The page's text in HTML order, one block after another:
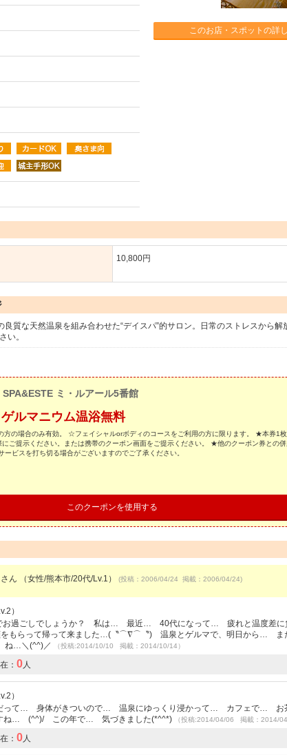
このお店・スポットの詳
10,800円
質な天然温泉を組み合わせた“デイスパ”的サロン。日常のストレスから解
い。
SPA&ESTE ミ・ルアール5番館
ルマニウム温浴無料
の場合のみ有効。 ☆フェイシャルorボディのコースをご利用の方に限ります。 ★本券1
ご提示ください。または携帯のクーポン画面をご提示ください。 ★他のクーポン券との併
ビスを打ち切る場合がございますのでご了承ください。
このクーポンを使用する
さん （女性/熊本市/20代/Lv.1） (投稿：2006/04/24 掲載：2006/04/24)
）
過ごしでしょうか？ 私は… 最近… 40代になって… 疲れと温度差に
らって帰って来ました…(〝⌒∇⌒〝) 温泉とゲルマで、明日から… ま
…＼(^^)／
（投稿:2014/10/10 掲載：2014/10/14）
： 0人
）
って… 身体がきついので… 温泉にゆっくり浸かって… カフェで…
ね… (^^)/ この年で… 気づきました(*^^*)
（投稿:2014/04/06 掲載：2014/
： 0人